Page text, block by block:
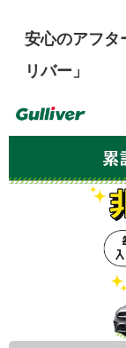
安心のアフタ
リバー」